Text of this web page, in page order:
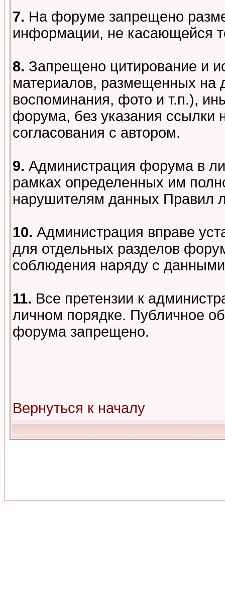
7. На форуме запрещено
информации, не касающейся
8. Запрещено цитирование и
материалов, размещенных на
воспоминания, фото и т.п.),
форума, без указания ссылки
согласования с автором.
9. Администрация форума в
рамках определенных им
нарушителям данных Правил
10. Администрация вправе
для отдельных разделов
соблюдения наряду с
11. Все претензии к
личном порядке. Публичное
форума запрещено.
Вернуться к началу